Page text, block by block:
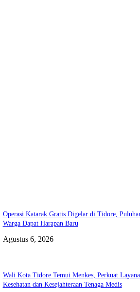
Operasi Katarak Gratis Digelar di Tidore,
Warga Dapat Harapan Baru
Agustus 6, 2026
Wali Kota Tidore Temui Menkes, Perkuat
Kesehatan dan Kesejahteraan Tenaga Medis